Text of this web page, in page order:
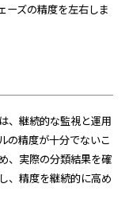
ーズの精度を左右しま
、継続的な監視と運用
の精度が十分でないこ
、実際の分類結果を確
、精度を継続的に高め